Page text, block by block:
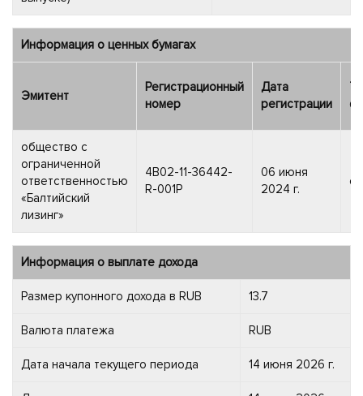
Информация о ценных бумагах
Эмитент
Регистрационный
номер
Дата
регистрации
общество с
ограниченной
ответственностью
«Балтийский
лизинг»
4B02-11-36442-
R-001P
06 июня
2024 г.
Информация о выплате дохода
Размер купонного дохода в RUB 13.7
Валюта платежа RUB
Дата начала текущего периода 14 июня 2026 г.